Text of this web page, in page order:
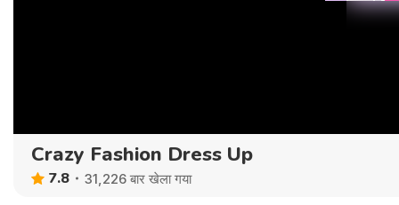
Crazy Fashion Dress Up
7.8 31,226 बार खेला गया